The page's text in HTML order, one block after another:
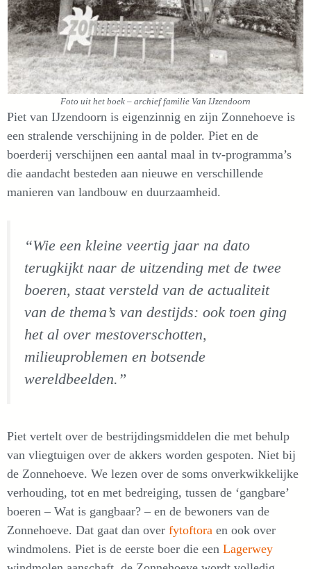
Foto uit het boek – archief familie Van IJzendoorn
Piet van IJzendoorn is eigenzinnig en zijn Zonnehoeve is
een stralende verschijning in de polder. Piet en de
boerderij verschijnen een aantal maal in tv-programma’s
die aandacht besteden aan nieuwe en verschillende
manieren van landbouw en duurzaamheid.
“Wie een kleine veertig jaar na dato
terugkijkt naar de uitzending met de twee
boeren, staat versteld van de actualiteit
van de thema’s van destijds: ook toen ging
het al over mestoverschotten,
milieuproblemen en botsende
wereldbeelden.”
Piet vertelt over de bestrijdingsmiddelen die met behulp
van vliegtuigen over de akkers worden gespoten. Niet bij
de Zonnehoeve. We lezen over de soms onverkwikkelijke
verhouding, tot en met bedreiging, tussen de ‘gangbare’
boeren – Wat is gangbaar? – en de bewoners van de
Zonnehoeve. Dat gaat dan over fytoftora en ook over
windmolens. Piet is de eerste boer die een Lagerwey